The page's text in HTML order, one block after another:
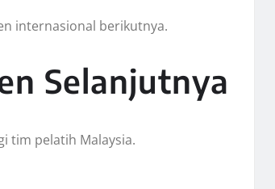
internasional berikutnya.
Selanjutnya
tim pelatih Malaysia.